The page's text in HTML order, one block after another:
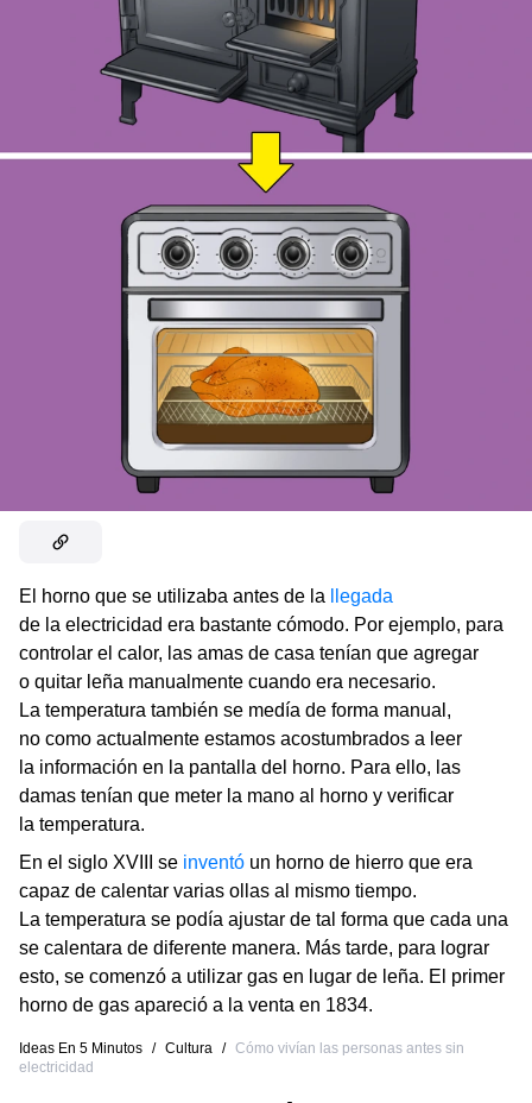
El horno que se utilizaba antes de la
llegada
de la electricidad era bastante cómodo. Por ejemplo, para
controlar el calor, las amas de casa tenían que agregar
o quitar leña manualmente cuando era necesario.
La temperatura también se medía de forma manual,
no como actualmente estamos acostumbrados a leer
la información en la pantalla del horno. Para ello, las
damas tenían que meter la mano al horno y verificar
la temperatura.
En el siglo XVIII se inventó un horno de hierro que era
capaz de calentar varias ollas al mismo tiempo.
La temperatura se podía ajustar de tal forma que cada una
se calentara de diferente manera. Más tarde, para lograr
esto, se comenzó a utilizar gas en lugar de leña. El primer
horno de gas apareció a la venta en 1834.
Ideas En 5 Minutos / Cultura / Cómo vivían las personas antes sin
electricidad